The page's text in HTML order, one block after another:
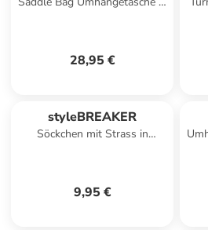
28,95 €
styleBREAKER
Söckchen mit Strass in
9,95 €